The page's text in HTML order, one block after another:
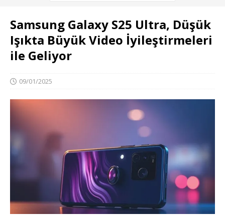
Samsung Galaxy S25 Ultra, Düşük
Işıkta Büyük Video İyileştirmeleri
ile Geliyor
09/01/2025